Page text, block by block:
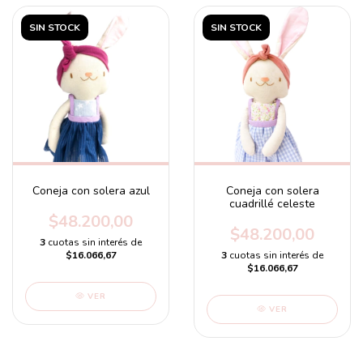
SIN STOCK
Coneja con solera azul
$48.200,00
3 cuotas sin interés de
$16.066,67
VER
SIN STOCK
Coneja con solera
cuadrillé celeste
$48.200,00
3 cuotas sin interés de
$16.066,67
VER